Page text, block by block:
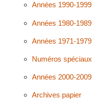
Années 1990-1999
Années 1980-1989
Années 1971-1979
Numéros spéciaux
Années 2000-2009
Archives papier